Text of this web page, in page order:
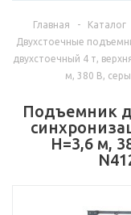
Главная - Каталог
Двухстоечные
двухстоечный 4 т,
м, 380 В,
Подъемник
H=3,6 м,